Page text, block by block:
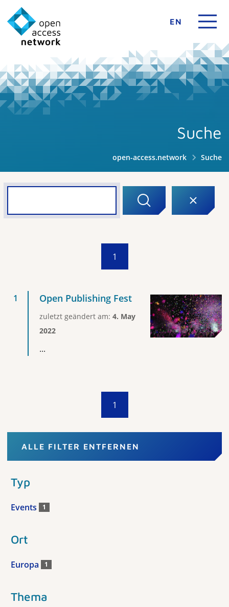
EN
Suche
open-access.network Suche
1
Open Publishing Fest
zuletzt geändert am: 4. May
2022
...
1
ALLE FILTER ENTFERNEN
Typ
Events 1
Ort
Europa 1
Thema